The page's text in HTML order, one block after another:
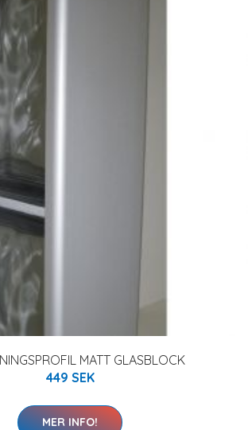
MATT GLASBLOCK
449 SEK
MER INFO!